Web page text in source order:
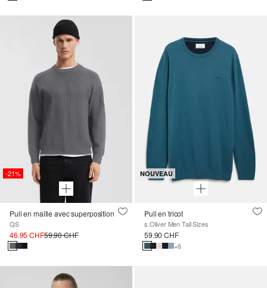
-21%
Pull en maille avec superposition
QS
46.95 CHF59.90 CHF
NOUVEAU
Pull en tricot
s.Oliver Men Tall Sizes
59.90 CHF
+6